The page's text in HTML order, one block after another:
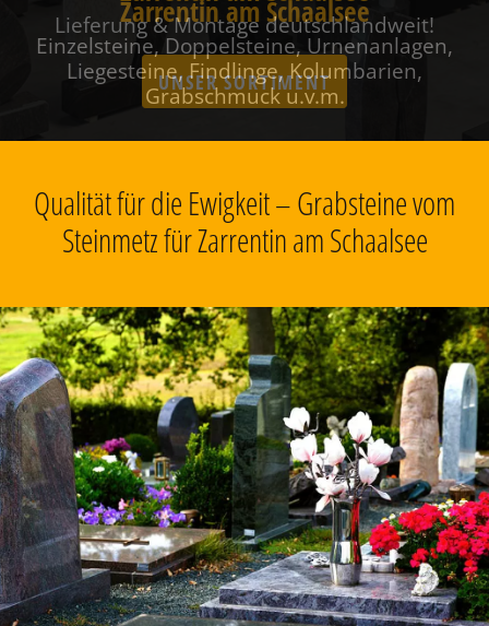
Zarrentin am Schaalsee
Einzelsteine, Doppelsteine, Urnenanlagen,
Liegesteine, Findlinge, Kolumbarien,
Grabschmuck u.v.m.
Qualität für die Ewigkeit – Grabsteine vom
Steinmetz für Zarrentin am Schaalsee